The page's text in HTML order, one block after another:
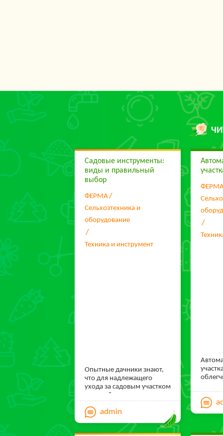
Садовые инструменты:
виды и правильный
выбор
ФЕРМА
Сельхозтехника и
оборудование
Техника и инструмент
Опытные дачники знают,
что для надлежащего
ухода за садовым участком
и достойного его
разнообразные садовые
инструменты и инвентарь.
Их ассортимент на каждом
admin
не